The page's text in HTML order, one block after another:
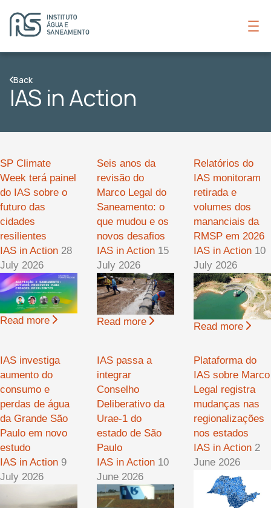
Back
IAS in Action
SP Climate
Week terá painel
do IAS sobre o
futuro das
cidades
resilientes
IAS in Action 28
July 2026
Read more
Seis anos da
revisão do
Marco Legal do
Saneamento: o
que mudou e os
novos desafios
IAS in Action 15
July 2026
Read more
Relatórios do
IAS monitoram
retirada e
volumes dos
mananciais da
RMSP em 2026
IAS in Action 10
July 2026
Read more
IAS investiga
aumento do
consumo e
perdas de água
da Grande São
Paulo em novo
estudo
IAS in Action 9
July 2026
IAS passa a
integrar
Conselho
Deliberativo da
Urae-1 do
estado de São
Paulo
IAS in Action 10
June 2026
Plataforma do
IAS sobre Marco
Legal registra
mudanças nas
regionalizações
nos estados
IAS in Action 2
June 2026